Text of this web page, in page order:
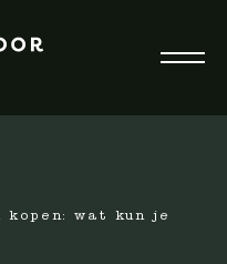
wat kun je